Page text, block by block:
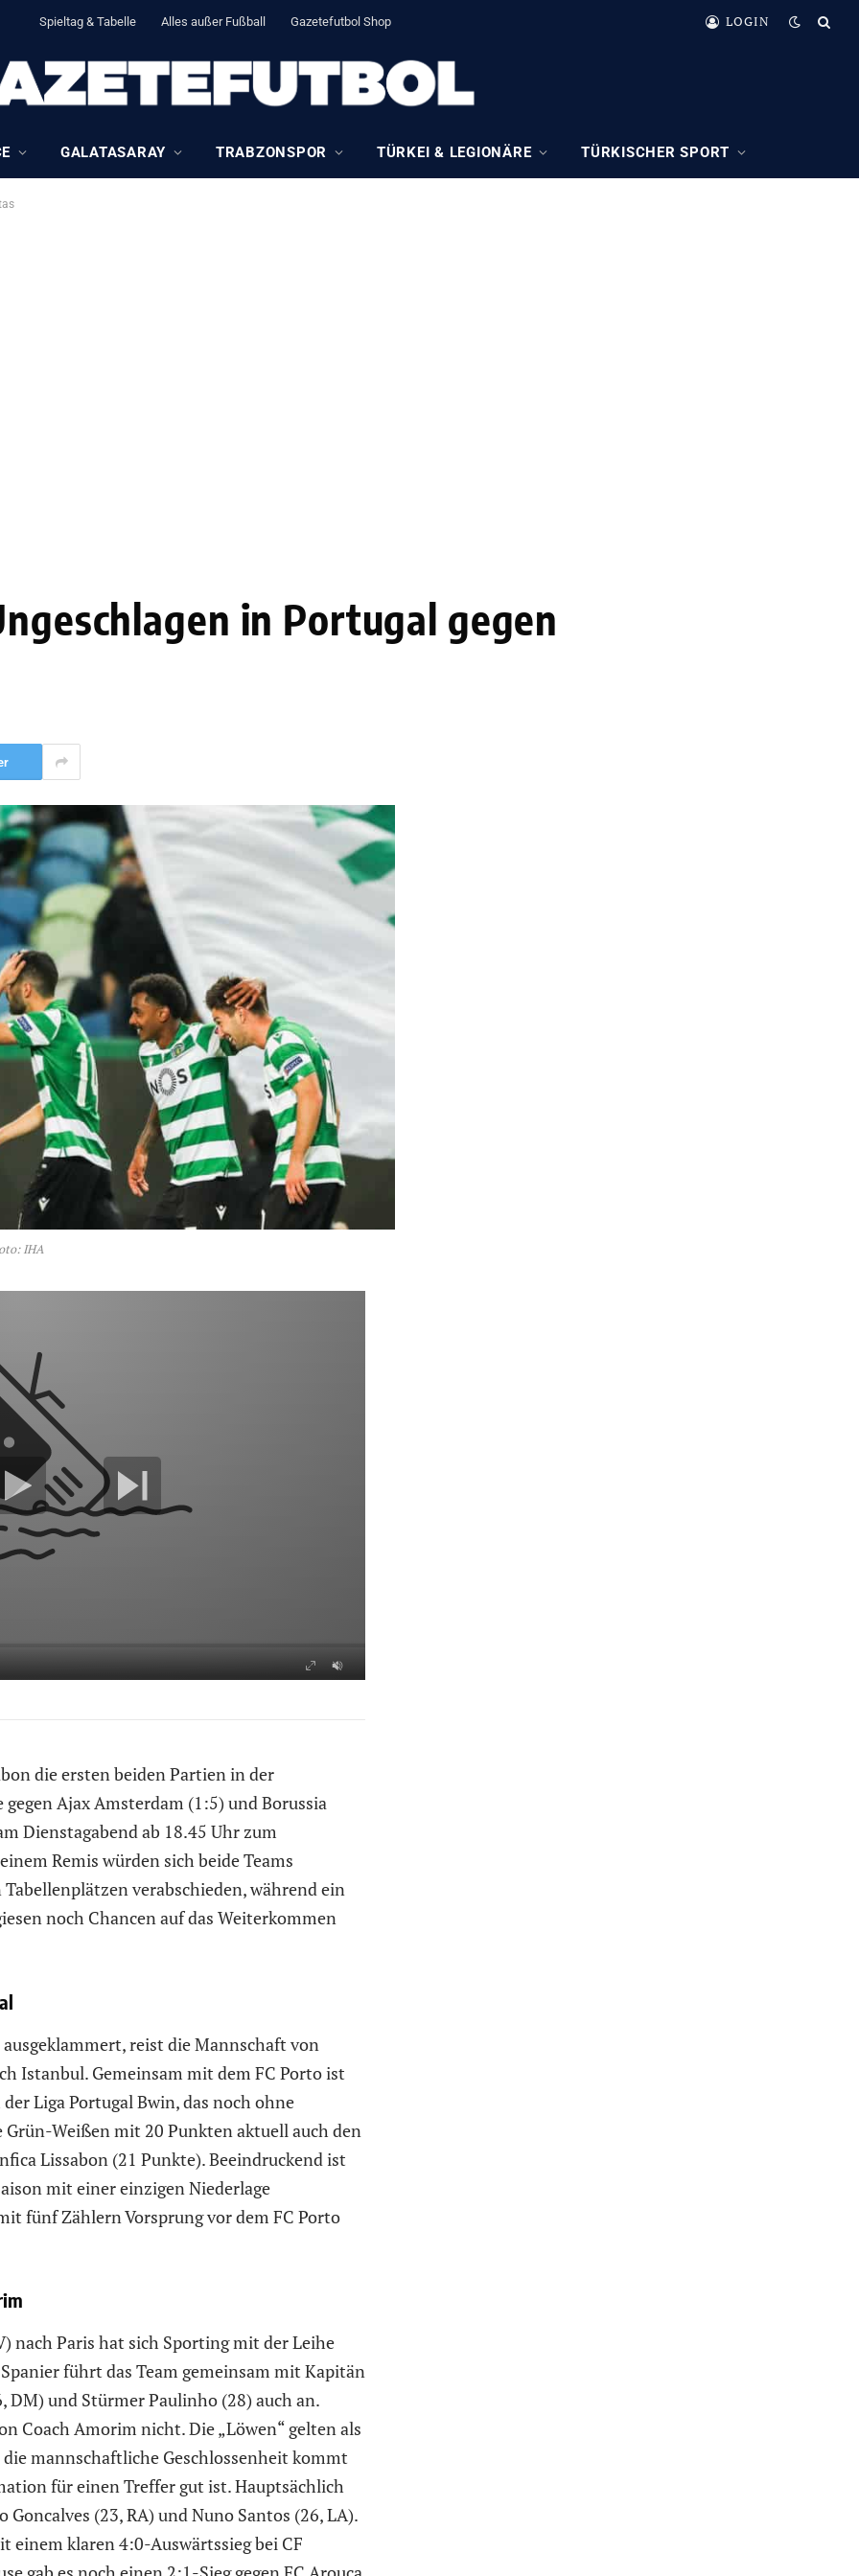
Spieltag & Tabelle Alles außer Fußball Gazetefutbol Shop LOGIN
GALATASARAY TRABZONSPOR TÜRKEI & LEGIONÄRE TÜRKISCHER SPORT
in Portugal gegen
IHA
die ersten beiden Partien in der
gegen Ajax Amsterdam (1:5) und Borussia
Dienstagabend ab 18.45 Uhr zum
Remis würden sich beide Teams
verabschieden, während ein
noch Chancen auf das Weiterkommen
reist die Mannschaft von
Istanbul. Gemeinsam mit dem FC Porto ist
Liga Portugal Bwin, das noch ohne
Weißen mit 20 Punkten aktuell auch den
Lissabon (21 Punkte). Beeindruckend ist
mit einer einzigen Niederlage
fünf Zählern Vorsprung vor dem FC Porto
nach Paris hat sich Sporting mit der Leihe
führt das Team gemeinsam mit Kapitän
DM) und Stürmer Paulinho (28) auch an.
Coach Amorim nicht. Die „Löwen“ gelten als
mannschaftliche Geschlossenheit kommt
für einen Treffer gut ist. Hauptsächlich
(23, RA) und Nuno Santos (26, LA).
einem klaren 4:0-Auswärtssieg bei CF